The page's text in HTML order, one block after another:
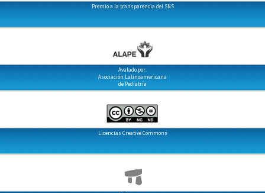
Premio a la transparencia del SNS
Avalado por:
Asociación Latinoamericana
de Pediatría
Licencias Creative Commons